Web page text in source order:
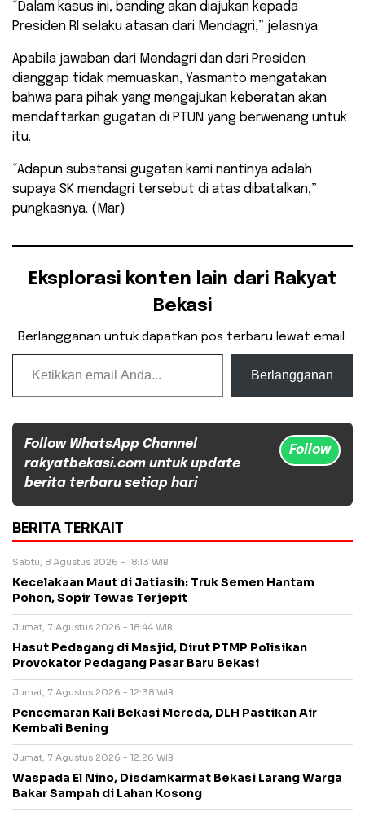
“Dalam kasus ini, banding akan diajukan kepada
Presiden RI selaku atasan dari Mendagri,” jelasnya.
Apabila jawaban dari Mendagri dan dari Presiden
dianggap tidak memuaskan, Yasmanto mengatakan
bahwa para pihak yang mengajukan keberatan akan
mendaftarkan gugatan di PTUN yang berwenang untuk
itu.
“Adapun substansi gugatan kami nantinya adalah
supaya SK mendagri tersebut di atas dibatalkan,”
pungkasnya. (Mar)
Eksplorasi konten lain dari Rakyat
Bekasi
Berlangganan untuk dapatkan pos terbaru lewat email.
Ketikkan email Anda...
Berlangganan
Follow WhatsApp Channel
rakyatbekasi.com untuk update
berita terbaru setiap hari
Follow
BERITA TERKAIT
Sabtu, 8 Agustus 2026 - 18:13 WIB
Kecelakaan Maut di Jatiasih: Truk Semen Hantam
Pohon, Sopir Tewas Terjepit
Jumat, 7 Agustus 2026 - 18:44 WIB
Hasut Pedagang di Masjid, Dirut PTMP Polisikan
Provokator Pedagang Pasar Baru Bekasi
Jumat, 7 Agustus 2026 - 12:38 WIB
Pencemaran Kali Bekasi Mereda, DLH Pastikan Air
Kembali Bening
Jumat, 7 Agustus 2026 - 12:26 WIB
Waspada El Nino, Disdamkarmat Bekasi Larang Warga
Bakar Sampah di Lahan Kosong